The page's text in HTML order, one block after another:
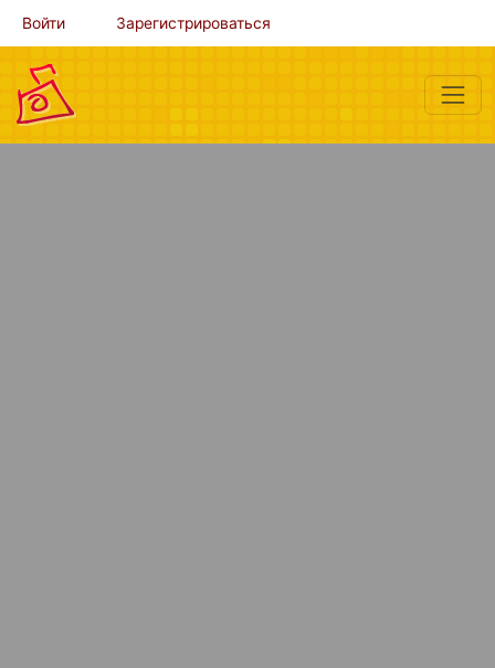
Войти Зарегистрироваться